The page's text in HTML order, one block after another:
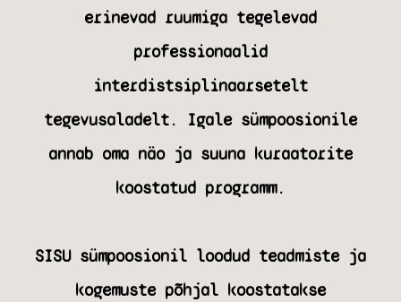
erinevad ruumiga tegelevad
professionaalid
interdistsiplinaarsetelt
tegevusaladelt. Igale sümpoosionile
annab oma näo ja suuna kuraatorite
koostatud programm.
SISU sümpoosionil loodud teadmiste ja
kogemuste põhjal koostatakse